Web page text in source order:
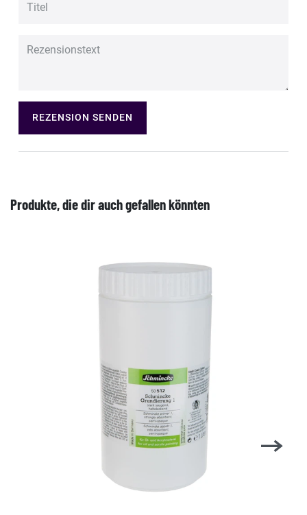
REZENSION SENDEN
Produkte, die dir auch gefallen könnten